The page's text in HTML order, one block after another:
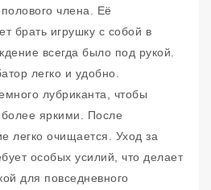
члена. Её
брать игрушку с собой в
всегда было под рукой.
легко и удобно.
лубриканта, чтобы
яркими. После
легко очищается. Уход за
особых усилий, что делает
для повседневного